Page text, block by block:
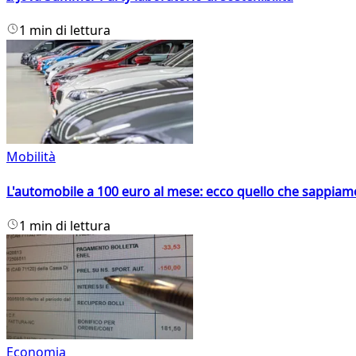
1 min di lettura
Mobilità
L'automobile a 100 euro al mese: ecco quello che
1 min di lettura
Economia